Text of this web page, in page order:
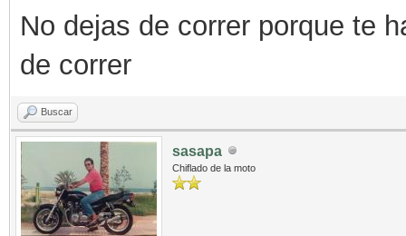
No dejas de correr porque te
de correr
Buscar
sasapa
Chiflado de la moto